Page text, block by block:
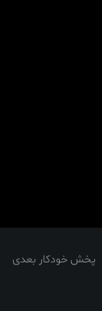
پخش خودکار بعدی